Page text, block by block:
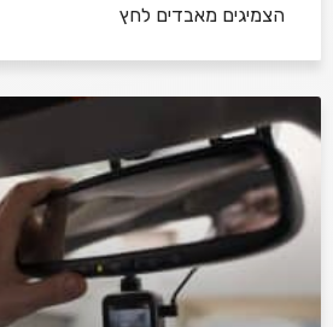
הצמיגים מאבדים לחץ